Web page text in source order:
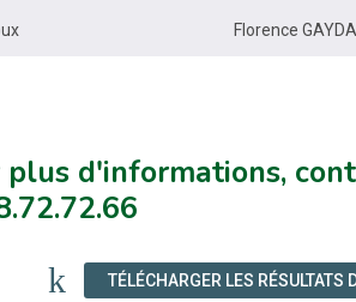
Florence GAYDA
plus d'informations,
TÉLÉCHARGER LES RÉSULTATS